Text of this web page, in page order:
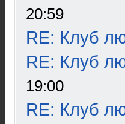
20:59
RE: Клуб
RE: Клуб
19:00
RE: Клуб